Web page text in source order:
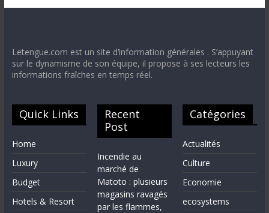
Letengue.com est un site d’information générales . S’appuyant
sur le dynamisme de son équipe, il propose à ses lecteurs les
informations fraîches en temps réel.
Quick Links
Home
Luxury
Budget
Hotels & Resort
Recent
Post
Incendie au
marché de
Matoto : plusieurs
magasins ravagés
par les flammes,
Catégories
Actualités
Culture
Economie
ecosystems